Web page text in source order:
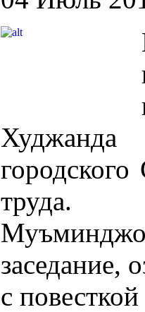
Худжанда
труда.
заседание,
с